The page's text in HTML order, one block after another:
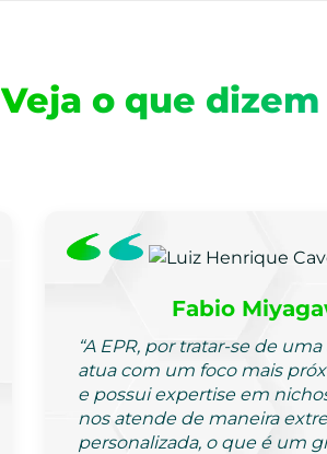
Veja o que
Fabio
“A EPR, por tratar-se de
atua com um foco mais
e possui expertise em
nos atende de maneira
personalizada, o que é um